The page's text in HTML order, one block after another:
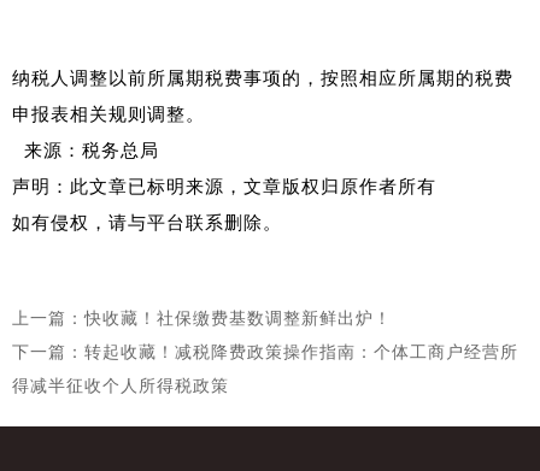
纳税人调整以前所属期税费事项的，按照相应所属期的税费
申报表相关规则调整。
来源：税务总局
声明：此文章已标明来源，文章版权归原作者所有
如有侵权，请与平台联系删除。
上一篇：快收藏！社保缴费基数调整新鲜出炉！
下一篇：转起收藏！减税降费政策操作指南：个体工商户经营所
得减半征收个人所得税政策